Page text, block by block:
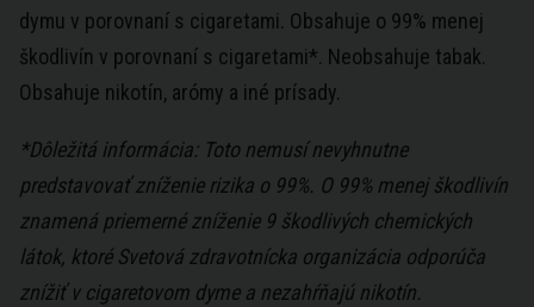
dymu v porovnaní s cigaretami. Obsahuje o 99% menej
škodlivín v porovnaní s cigaretami*. Neobsahuje tabak.
Obsahuje nikotín, arómy a iné prísady.
*Dôležitá informácia: Toto nemusí nevyhnutne
predstavovať zníženie rizika o 99%. O 99% menej škodlivín
znamená priemerné zníženie 9 škodlivých chemických
látok, ktoré Svetová zdravotnícka organizácia odporúča
znížiť v cigaretovom dyme a nezahŕňajú nikotín.